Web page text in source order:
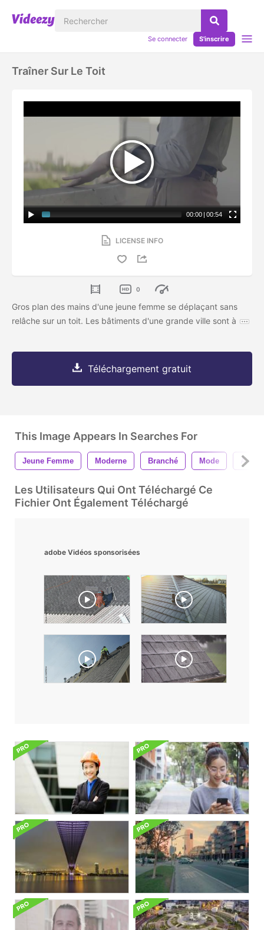
Se connecter S'inscrire
Traîner Sur Le Toit
00:00 | 00:54
LICENSE INFO
0
Gros plan des mains d'une jeune femme se déplaçant sans
relâche sur un toit. Les bâtiments d'une grande ville sont à
Téléchargement gratuit
This Image Appears In Searches For
Jeune Femme Moderne Branché Mode À La
Les Utilisateurs Qui Ont Téléchargé Ce
Fichier Ont Également Téléchargé
adobe Vidéos sponsorisées